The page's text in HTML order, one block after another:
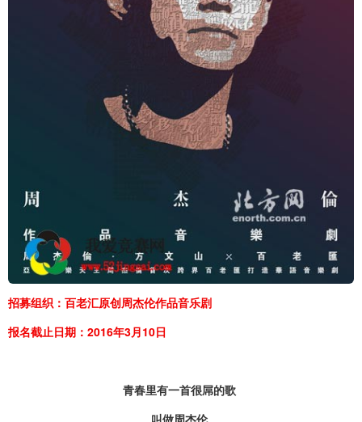
招募组织：百老汇原创周杰伦作品音乐剧
报名截止日期： 2016年3月10日
青春里有一首很屌的歌
叫做周杰伦